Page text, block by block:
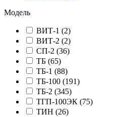
Модель
ВИТ-1 (2)
ВИТ-2 (2)
СП-2 (36)
ТБ (65)
ТБ-1 (88)
ТБ-100 (191)
ТБ-2 (345)
ТГП-100ЭК (75)
ТИН (26)